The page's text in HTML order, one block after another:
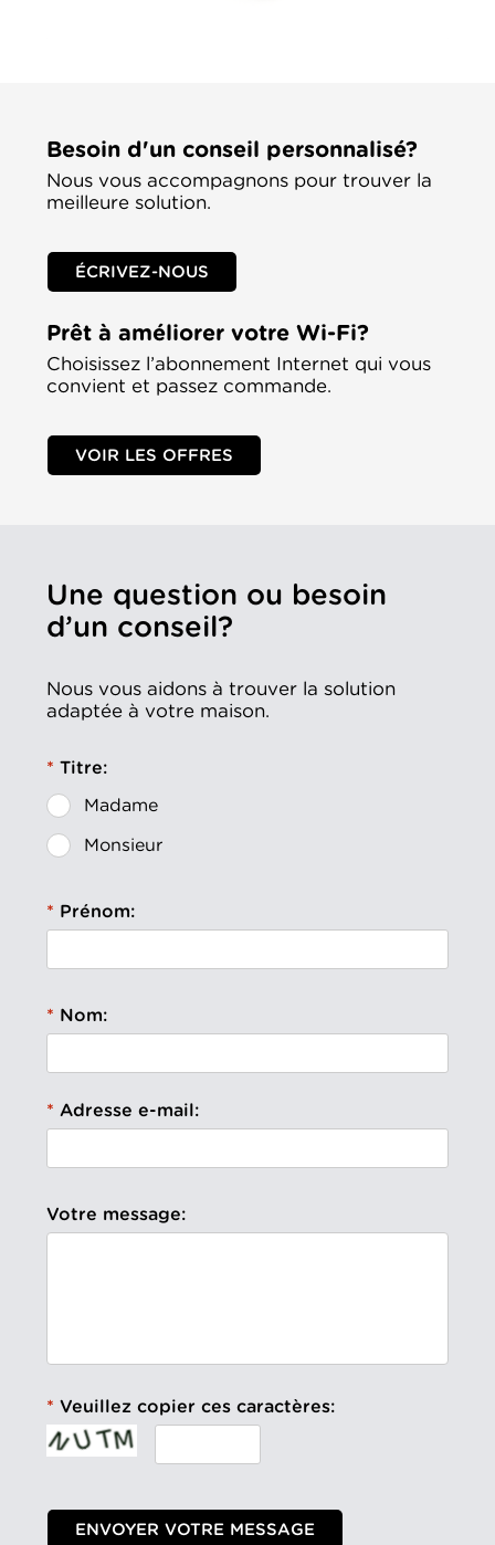
Besoin d'un conseil personnalisé?
Nous vous accompagnons pour trouver la
meilleure solution.
ÉCRIVEZ-NOUS
Prêt à améliorer votre Wi-Fi?
Choisissez l’abonnement Internet qui vous
convient et passez commande.
VOIR LES OFFRES
Une question ou besoin
d’un conseil?
Nous vous aidons à trouver la solution
adaptée à votre maison.
Titre:
Madame
Monsieur
Prénom:
Nom:
Adresse e-mail:
Votre message:
Veuillez copier ces caractères: